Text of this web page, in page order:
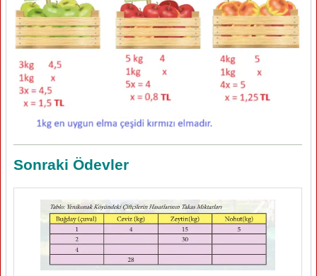
Sonraki Ödevler